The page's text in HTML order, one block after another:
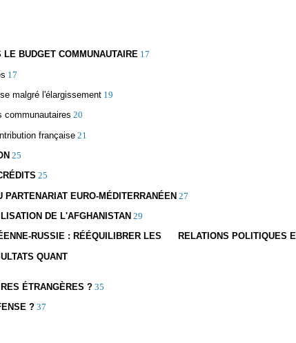
BUDGET COMMUNAUTAIRE 17
17
malgré l'élargissement 19
communautaires 20
française 21
25
25
EURO-MÉDITERRANÉEN 27
DE L'AFGHANISTAN 29
RUSSIE : RÉÉQUILIBRER LES RELATIONS POLITIQUES
QUANT
ÉTRANGÈRES ? 35
? 37